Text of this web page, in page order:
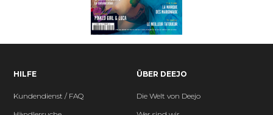
HILFE
Kundendienst / FAQ
ÜBER DEEJO
Die Welt von Deejo